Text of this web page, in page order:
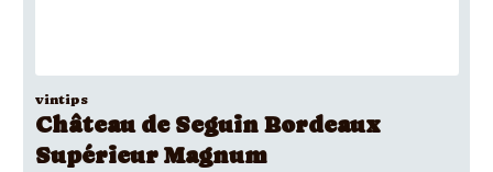
vintips
Château de Seguin Bordeaux
Supérieur Magnum